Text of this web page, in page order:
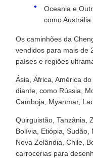
Oceania e
como
Os caminhões da
vendidos para mais de
países e regiões
Ásia, África, América
diante, como Rússia,
Camboja, Myanmar,
Quirguistão, Tanzânia,
Bolívia, Etiópia, Sudão,
Nova Zelândia, Chile,
carrocerias para